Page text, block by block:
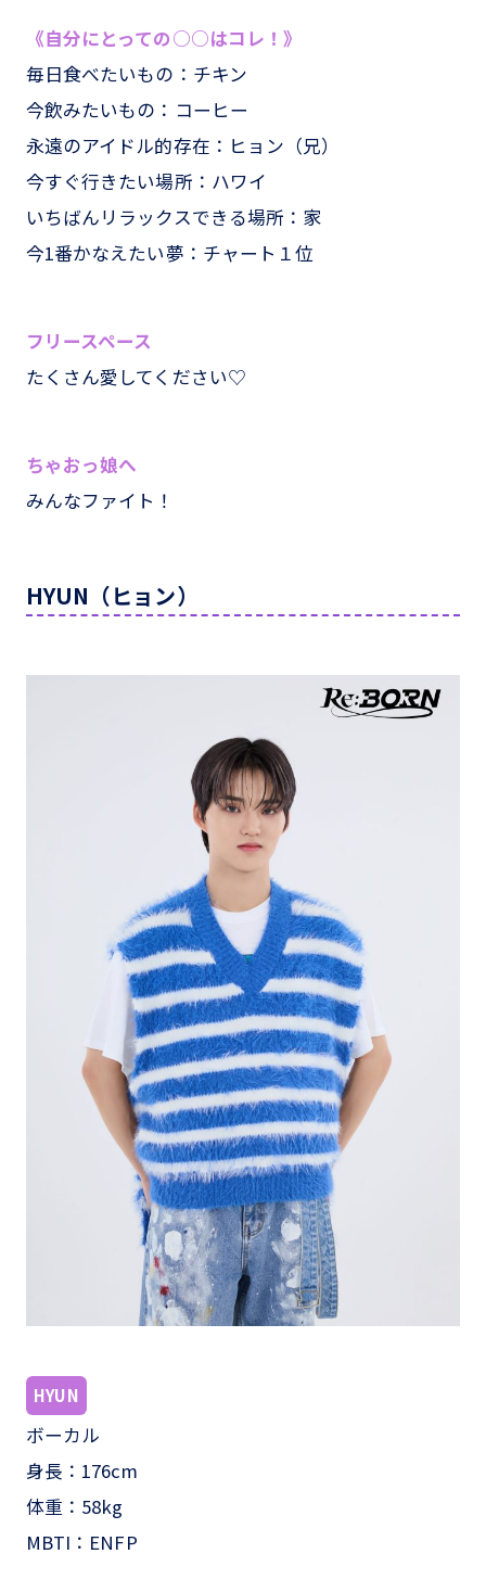
《自分にとっての○○はコレ！》
毎日食べたいもの：チキン
今飲みたいもの：コーヒー
永遠のアイドル的存在：ヒョン（兄）
今すぐ行きたい場所：ハワイ
いちばんリラックスできる場所：家
今1番かなえたい夢：チャート１位
フリースペース
たくさん愛してください♡
ちゃおっ娘へ
みんなファイト！
HYUN（ヒョン）
HYUN
ボーカル
身長：176cm
体重：58kg
MBTI：ENFP